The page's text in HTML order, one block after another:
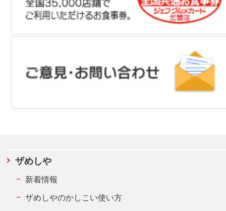
ザめしや
新着情報
ザめしやのかしこい使い方